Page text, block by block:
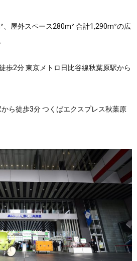
、屋外スペース280m² 合計1,290m²の広
歩2分 東京メトロ日比谷線秋葉原駅から
ら徒歩3分 つくばエクスプレス秋葉原